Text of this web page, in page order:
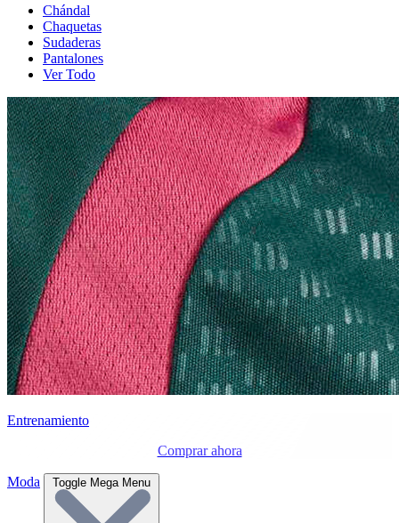
Chándal
Chaquetas
Sudaderas
Pantalones
Ver Todo
Entrenamiento
Comprar ahora
Moda Toggle Mega Menu